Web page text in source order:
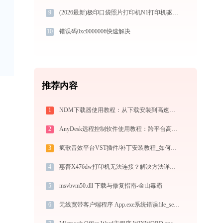
9 (2026最新)极印口袋照片打印机N1打印机驱动下载安装步骤详细解析，让安装更简单
10 错误码0xc0000006快速解决
推荐内容
1 NDM下载器使用教程：从下载安装到高速下载全指南
2 AnyDesk远程控制软件使用教程：跨平台高速远程桌面连接完全指南
3 疯歌音效平台VST插件/补丁安装教程_如何加载插件效果包
4 惠普X476dw打印机无法连接？解决方法详解 -金山毒霸
5 msvbvm50.dll 下载与修复指南-金山毒霸
6 无线宽带客户端程序 App.exe系统错误file_selector_windows_plugin.dll丢失如何解决